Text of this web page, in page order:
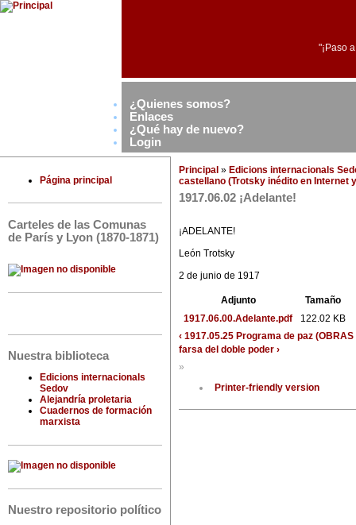
"¡Paso
¿Quienes somos?
Enlaces
¿Qué hay de nuevo?
Login
Página principal
Carteles de las Comunas
de París y Lyon (1870-1871)
Nuestra biblioteca
Edicions internacionals
Sedov
Alejandría proletaria
Cuadernos de formación
marxista
Nuestro repositorio político
Principal » Edicions internacionals
castellano (Trotsky inédito en Internet
1917.06.02 ¡Adelante!
¡ADELANTE!
León Trotsky
2 de junio de 1917
Adjunto
Tamaño
1917.06.00.Adelante.pdf
122.02 KB
‹ 1917.05.25 Programa de paz (OBRAS
farsa del doble poder ›
»
Printer-friendly version